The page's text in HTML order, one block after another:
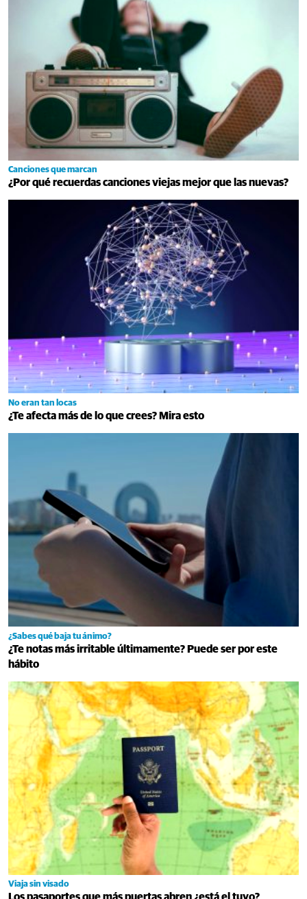
Canciones que marcan
¿Por qué recuerdas canciones viejas mejor que las nuevas?
No eran tan locas
¿Te afecta más de lo que crees? Mira esto
¿Sabes qué baja tu ánimo?
¿Te notas más irritable últimamente? Puede ser por este
hábito
Viaja sin visado